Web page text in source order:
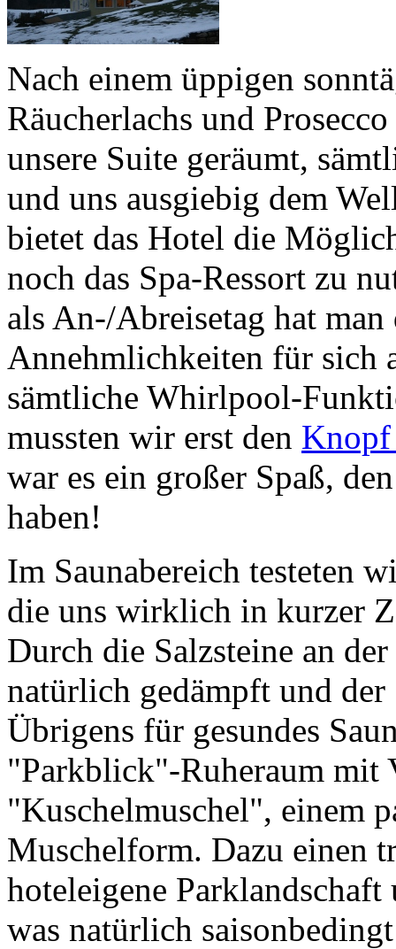
Nach einem üppigen
Räucherlachs und
unsere Suite geräumt,
und uns ausgiebig dem
bietet das Hotel die
noch das Spa-Ressort zu
als An-/Abreisetag hat
Annehmlichkeiten für sich
sämtliche Whirlpool-
mussten wir erst den
war es ein großer Spaß,
haben!
Im Saunabereich testeten
die uns wirklich in kurzer
Durch die Salzsteine an
natürlich gedämpft und
Übrigens für gesundes
"Parkblick"-Ruheraum mit
"Kuschelmuschel", einem
Muschelform. Dazu einen
hoteleigene
was natürlich